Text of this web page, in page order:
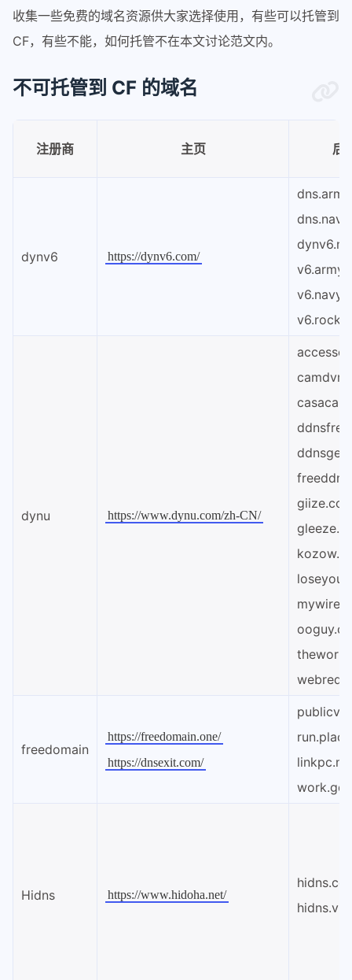
收集一些免费的域名资源供大家选择使用，有些可以托管到
CF，有些不能，如何托管不在本文讨论范文内。
不可托管到 CF 的域名
注册商 主页 后
dynv6 https://dynv6.com/
dns.army
dns.navy
v6.army
v6.navy
v6.rocks
dynu https://www.dynu.com/zh-CN/
freedomain
https://freedomain.one/
https://dnsexit.com/
run.place
work.gd
Hidns https://www.hidoha.net/
hidns.co
hidns.vip